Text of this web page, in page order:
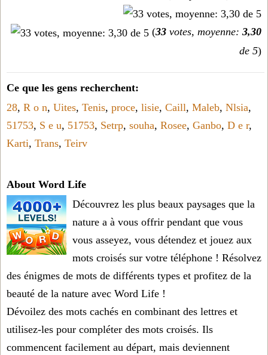
(33 votes, moyenne: 3,30
de 5)
Ce que les gens recherchent:
28, R o n, Uites, Tenis, proce, lisie, Caill, Maleb, Nlsia,
51753, S e u, 51753, Setrp, souha, Rosee, Ganbo, D e r,
Karti, Trans, Teirv
About Word Life
Découvrez les plus beaux paysages que la
nature a à vous offrir pendant que vous
vous asseyez, vous détendez et jouez aux
mots croisés sur votre téléphone ! Résolvez
des énigmes de mots de différents types et profitez de la
beauté de la nature avec Word Life !
Dévoilez des mots cachés en combinant des lettres et
utilisez-les pour compléter des mots croisés. Ils
commencent facilement au départ, mais deviennent